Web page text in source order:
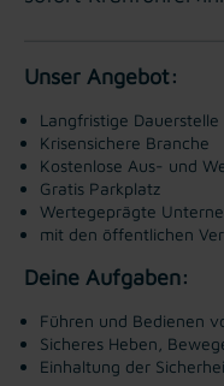
Unser Angebot:
Langfristige
Krisensichere Branche
Kostenlose Aus- und
Gratis Parkplatz
Wertegeprägte
mit den öffentlichen
Deine Aufgaben:
Führen und Bedienen
Sicheres Heben,
Einhaltung der